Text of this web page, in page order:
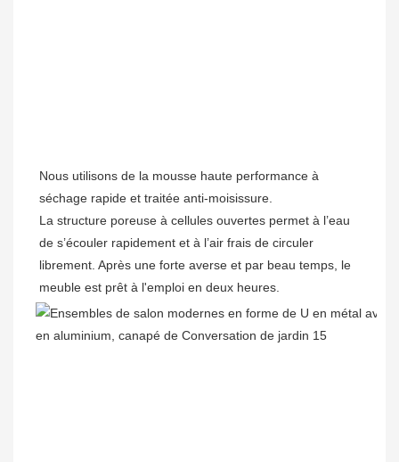
Nous utilisons de la mousse haute performance à
séchage rapide et traitée anti-moisissure.
La structure poreuse à cellules ouvertes permet à l’eau
de s’écouler rapidement et à l’air frais de circuler
librement. Après une forte averse et par beau temps, le